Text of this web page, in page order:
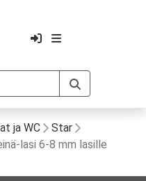
ja WC
Star
lasi 6-8 mm lasille